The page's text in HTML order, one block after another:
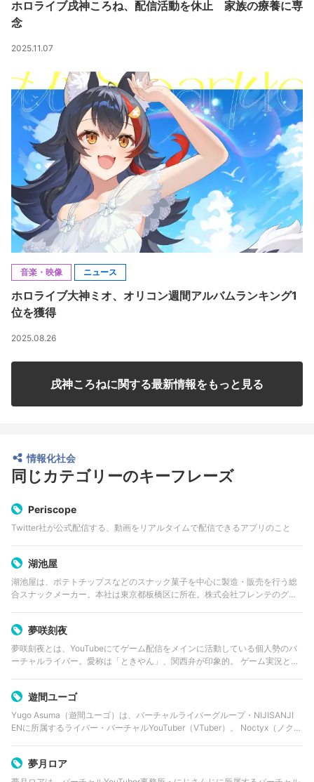
ホロライブ戌神ころね、配信活動を休止 家族の療養に専
念
2025.11.07
音楽・映像 ニュース
ホロライブ大神ミオ、オリコン週間アルバムランキング1
位を獲得
2025.08.26
戌神ころねに関する最新情報をもっと見る
情報化社会
同じカテゴリーのキーフレーズ
Periscope
Twitter社が公式配信する、動画をリアルタイムで配信できるアプリのこと
湖池屋
湖池屋は、ポテトチップスなどのスナック菓子を中心に製造・販売を行う総
合スナックメーカー。本社は東京都板橋区に所在。株式会社フレンテのグル
夢咲刻夜
夢咲刻夜とは、YouTubeにてゲーム配信をメインに活動している個人勢のバ
ーチャルライバー。愛称は「ときやん」、関西弁が印象的。 ゲーム実況と
遊間ユーゴ
Yugo Asuma（遊間ユーゴ）は、バーチャルライバーグループ・NIJISANJI
ENに所属するライバー・バーチャルYouTuber（VTuber）。 Noctyx（ノクテ
夢月ロア